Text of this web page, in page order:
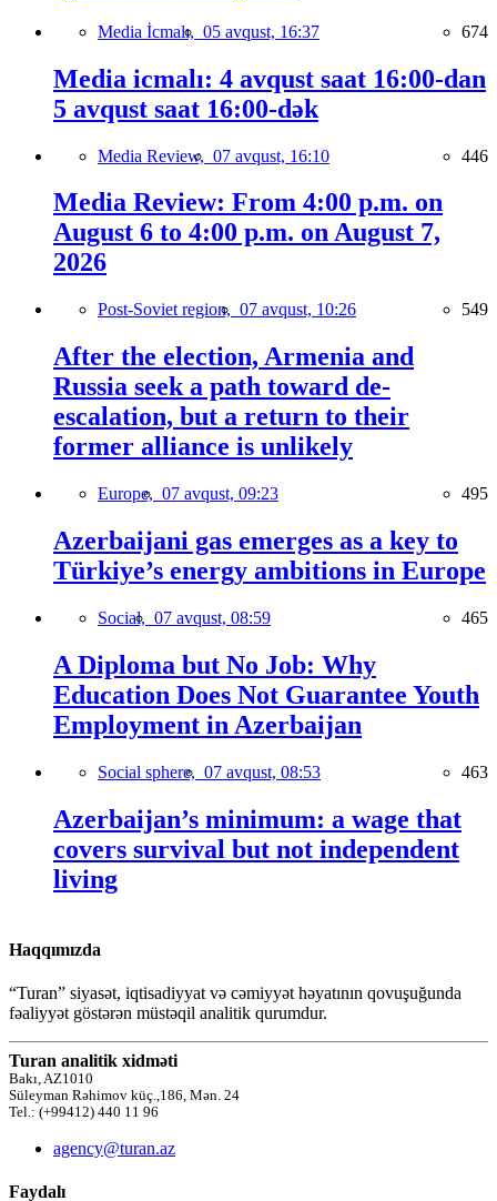
Media İcmalı, 05 avqust, 16:37 674
Media icmalı: 4 avqust saat 16:00-dan
5 avqust saat 16:00-dək
Media Review, 07 avqust, 16:10 446
Media Review: From 4:00 p.m. on
August 6 to 4:00 p.m. on August 7,
2026
Post-Soviet region, 07 avqust, 10:26 549
After the election, Armenia and
Russia seek a path toward de-
escalation, but a return to their
former alliance is unlikely
Europe, 07 avqust, 09:23 495
Azerbaijani gas emerges as a key to
Türkiye’s energy ambitions in Europe
Social, 07 avqust, 08:59 465
A Diploma but No Job: Why
Education Does Not Guarantee Youth
Employment in Azerbaijan
Social sphere, 07 avqust, 08:53 463
Azerbaijan’s minimum: a wage that
covers survival but not independent
living
Haqqımızda
“Turan” siyasət, iqtisadiyyat və cəmiyyət həyatının qovuşuğunda
fəaliyyət göstərən müstəqil analitik qurumdur.
Turan analitik xidməti
Bakı, AZ1010
Süleyman Rəhimov küç.,186, Mən. 24
Tel.: (+99412) 440 11 96
agency@turan.az
Faydalı